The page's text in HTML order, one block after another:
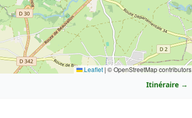
Leaflet | © OpenStreetMap contributors
Itinéraire →